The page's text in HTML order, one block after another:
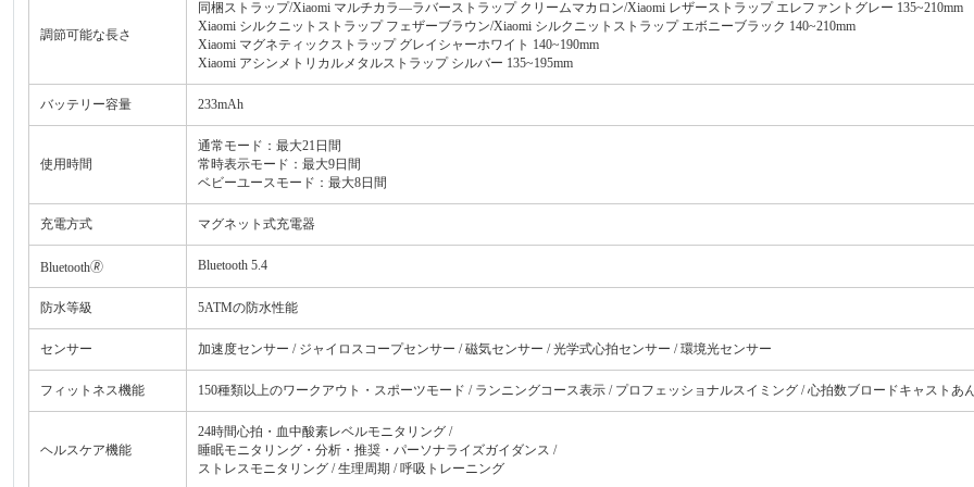
調節可能な長さ
同梱ストラップ/Xiaomi マルチカラ―ラバーストラップ クリームマカロン/Xiaomi レザーストラップ エレファントグレー 135~210mm
Xiaomi シルクニットストラップ フェザーブラウン/Xiaomi シルクニットストラップ エボニーブラック 140~210mm
Xiaomi マグネティックストラップ グレイシャーホワイト 140~190mm
Xiaomi アシンメトリカルメタルストラップ シルバー 135~195mm
バッテリー容量 233mAh
使用時間
通常モード：最大21日間
常時表示モード：最大9日間
ベビーユースモード：最大8日間
充電方式 マグネット式充電器
Bluetooth🄬 Bluetooth 5.4
防水等級 5ATMの防水性能
センサー 加速度センサー / ジャイロスコープセンサー / 磁気センサー / 光学式心拍センサー / 環境光センサー
フィットネス機能 150種類以上のワークアウト・スポーツモード / ランニングコース表示 / プロフェッショナルスイミング / 心拍数ブロードキャストあ
ヘルスケア機能
24時間心拍・血中酸素レベルモニタリング /
睡眠モニタリング・分析・推奨・パーソナライズガイダンス /
ストレスモニタリング / 生理周期 / 呼吸トレーニング